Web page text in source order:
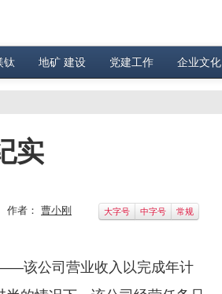
钛 地矿 建设 党建工作 企业文化
实
作者： 曹小刚 大字号 中字号 常规
该公司营业收入以完成年计